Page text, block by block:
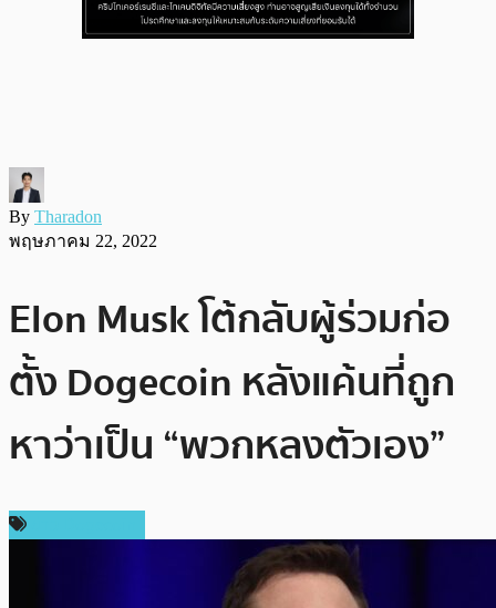
By Tharadon
พฤษภาคม 22, 2022
Elon Musk โต้กลับผู้ร่วมก่อ
ตั้ง Dogecoin หลังแค้นที่ถูก
หาว่าเป็น “พวกหลงตัวเอง”